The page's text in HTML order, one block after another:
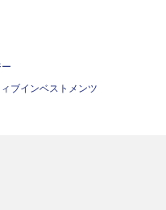
ブインベストメンツ